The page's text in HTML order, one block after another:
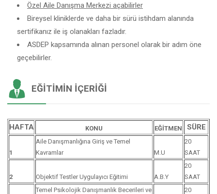
Özel Aile Danışma Merkezi açabilirler
Bireysel kliniklerde ve daha bir sürü istihdam alanında
sertifikanız ile iş olanakları fazladır.
ASDEP kapsamında alınan personel olarak bir adım öne
geçebilirler.
EĞITIMIN İÇERIĞI
HAFTA KONU EĞİTMEN SÜRE
1
Aile Danışmanlığına Giriş ve Temel
Kavramlar
M.U
20
SAAT
2 Objektif Testler Uygulayıcı Eğitimi A.B.Y
20
SAAT
Temel Psikolojik Danışmanlık Becerileri ve
20